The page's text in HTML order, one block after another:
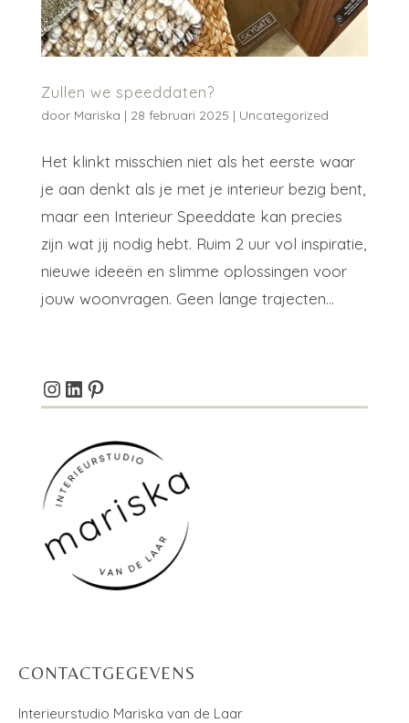
Zullen we speeddaten?
door Mariska | 28 februari 2025 | Uncategorized
Het klinkt misschien niet als het eerste waar
je aan denkt als je met je interieur bezig bent,
maar een Interieur Speeddate kan precies
zijn wat jij nodig hebt. Ruim 2 uur vol inspiratie,
nieuwe ideeën en slimme oplossingen voor
jouw woonvragen. Geen lange trajecten...
Instagram
LinkedIn
Pinterest
CONTACTGEGEVENS
Interieurstudio Mariska van de Laar